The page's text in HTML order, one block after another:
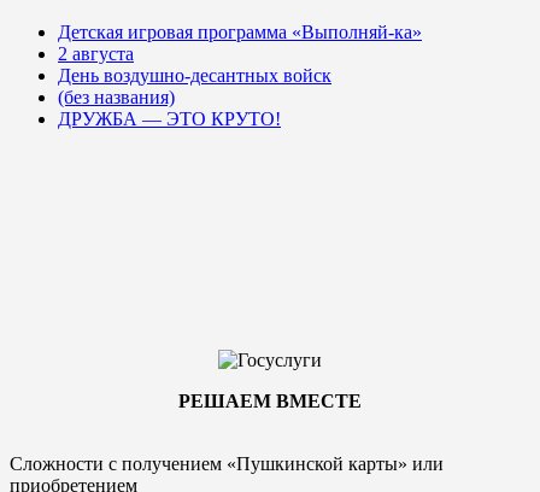
Детская игровая программа «Выполняй-ка»
2 августа
День воздушно-десантных войск
(без названия)
ДРУЖБА — ЭТО КРУТО!
РЕШАЕМ ВМЕСТЕ
Сложности с получением «Пушкинской карты» или
приобретением